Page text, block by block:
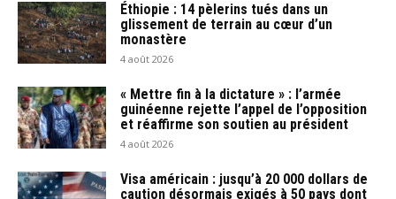
Éthiopie : 14 pèlerins tués dans un
glissement de terrain au cœur d’un
monastère
4 août 2026
« Mettre fin à la dictature » : l’armée
guinéenne rejette l’appel de l’opposition
et réaffirme son soutien au président
4 août 2026
Visa américain : jusqu’à 20 000 dollars de
caution désormais exigés à 50 pays dont